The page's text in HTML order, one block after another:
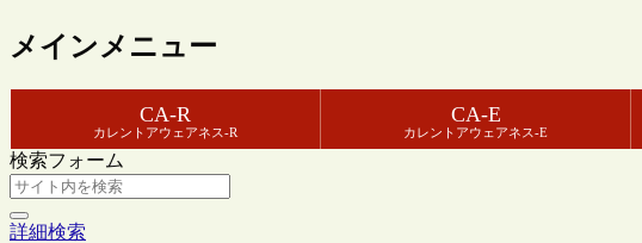
メインメニュー
CA-R
カレントアウェアネス-R
CA-E
カレントアウェアネス-E
検索フォーム
詳細検索